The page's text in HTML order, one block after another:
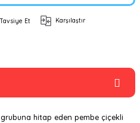
Tavsiye Et Karşılaştır
hitap eden pembe çiçekli